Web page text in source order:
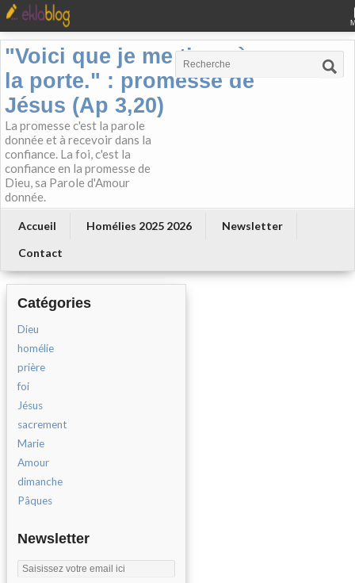
"Voici que je me tiens à
la porte." : promesse de
Jésus (Ap 3,20)
La promesse c'est la parole
donnée et à recevoir dans la
confiance. La foi, c'est la
confiance en la promesse de
Dieu, sa Parole d'Amour
donnée.
Accueil Homélies 2025 2026
Newsletter
Contact
Catégories
Dieu
homélie
prière
foi
Jésus
sacrement
Marie
Amour
dimanche
Pâques
Newsletter